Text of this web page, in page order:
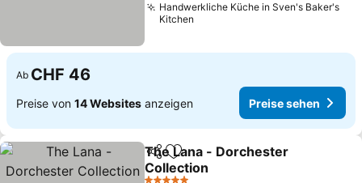
Handwerkliche Küche in Sven's Baker's
Kitchen
Ab CHF 46
Preise von 14 Websites anzeigen Preise sehen
TeilenZu Favoriten hinzufügen
The Lana - Dorchester
Collection